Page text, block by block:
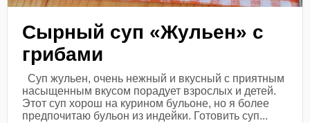
Сырный суп «Жульен» с
грибами
Суп жульен, очень нежный и вкусный с приятным
насыщенным вкусом порадует взрослых и детей.
Этот суп хорош на курином бульоне, но я более
предпочитаю бульон из индейки. Готовить суп...